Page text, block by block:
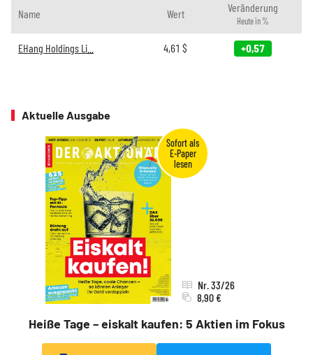
Name Wert Veränderung
Heute in %
EHang Holdings Li... 4,61 $ +0,57
Aktuelle Ausgabe
Heiße Tage – eiskalt kaufen: 5 Aktien im Fokus
Nr. 33/26
8,90 €